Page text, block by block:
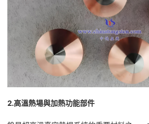
2.高溫熱場與加熱功能部件